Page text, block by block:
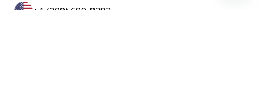
+1 (209) 699-8383